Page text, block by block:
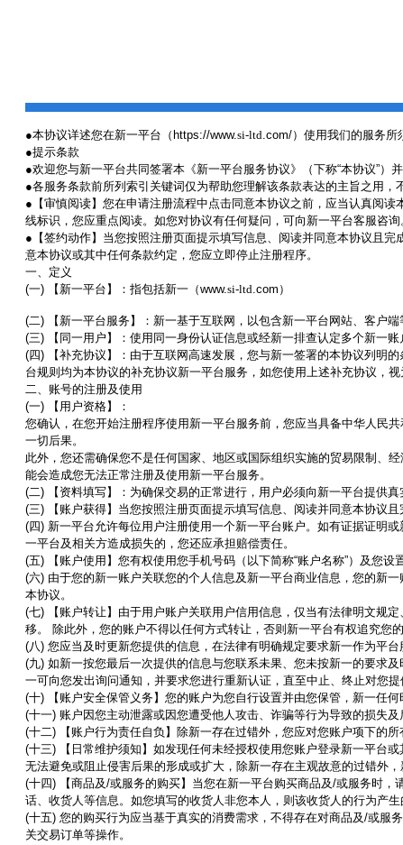
●本协议详述您在新一平台（ https://www.si-ltd.com/）使用我们的服务所
●提示条款
●欢迎您与新一平台共同签署本《新一平台服务协议》（下称“本协议”）
●各服务条款前所列索引关键词仅为帮助您理解该条款表达的主旨之用
● 【审慎阅读】您在申请注册流程中点击同意本协议之前，应当认真阅
线标识，您应重点阅读。如您对协议有任何疑问，可向新一平台客服咨询
● 【签约动作】当您按照注册页面提示填写信息、阅读并同意本协议且
意本协议或其中任何条款约定，您应立即停止注册程序。
一、定义
(一) 【新一平台】：指包括新一（www.si-ltd.com ）
(二)
【新一平台服务】：新一基于互联网，以包含新一平台网站、客户
(三)
【同一用户】：使用同一身份认证信息或经新一排查认定多个新一
(四 )
【补充协议】：由于互联网高速发展，您与新一签署的本协议列明
台规则均为本协议的补充协议新一平台服务，如您使用上述补充协议，
二、账号的注册及使用
(一)
【用户资格】：
您确认，在您开始注册程序使用新一平台服务前，您应当具备中华人民
一切后果。
此外，您还需确保您不是任何国家、地区或国际组织实施的贸易限制、
能会造成您无法正常注册及使用新一平台服务。
(二)
【资料填写】：为确保交易的正常进行，用户必须向新一平台提供
(三)
【账户获得】当您按照注册页面提示填写信息、阅读并同意本协议
(四 ) 新一平台允许每位用户注册使用一个新一平台账户。如有证据证明
一平台及相关方造成损失的，您还应承担赔偿责任。
(五) 【账户使用】您有权使用您手机号码（以下简称“账户名称”）及您设
(六) 由于您的新一账户关联您的个人信息及新一平台商业信息，您的新一
本协议。
(七)
【账户转让】由于用户账户关联用户信用信息，仅当有法律明文规
移。 除此外，您的账户不得以任何方式转让，否则新一平台有权追究您
(八) 您应当及时更新您提供的信息，在法律有明确规定要求新一作为平
(九) 如新一按您最后一次提供的信息与您联系未果、您未按新一的要求
一可向您发出询问通知，并要求您进行重新认证，直至中止、终止对您
(十)
【账户安全保管义务】您的账户为您自行设置并由您保管，新一任
(十一) 账户因您主动泄露或因您遭受他人攻击、诈骗等行为导致的损失
(十二)
【账户行为责任自负】除新一存在过错外，您应对您账户项下的
(十三)
【日常维护须知】如发现任何未经授权使用您账户登录新一平台
无法避免或阻止侵害后果的形成或扩大，除新一存在主观故意的过错外，
(十四 ) 【商品及/或服务的购买】当您在新一平台购买商品及/或服务时，
话、收货人等信息。如您填写的收货人非您本人，则该收货人的行为产生
(十五) 您的购买行为应当基于真实的消费需求，不得存在对商品及/或服
关交易订单等操作。